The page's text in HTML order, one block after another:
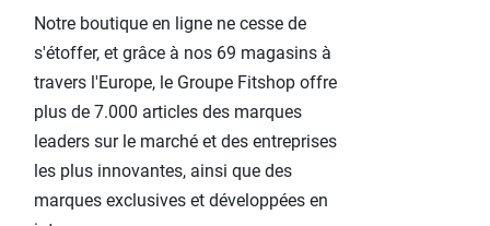
Notre boutique en ligne ne cesse de
s'étoffer, et grâce à nos 69 magasins à
travers l'Europe, le Groupe Fitshop offre
plus de 7.000 articles des marques
leaders sur le marché et des entreprises
les plus innovantes, ainsi que des
marques exclusives et développées en